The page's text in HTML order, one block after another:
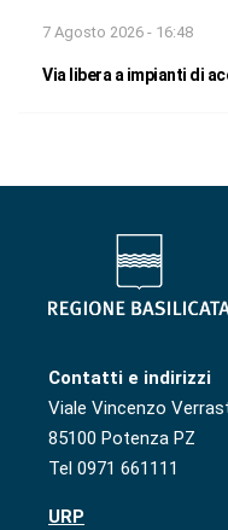
7 Agosto 2026 - 16:48
Via libera a impianti di
Contatti e indirizzi
Viale Vincenzo
85100 Potenza PZ
Tel 0971 661111
URP